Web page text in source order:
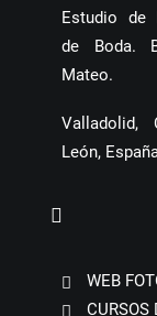
Estudio de
de Boda.
Mateo.
Valladolid,
León,
WEB
CURSOS